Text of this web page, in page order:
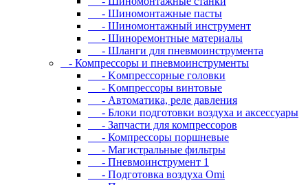
- Шиномонтажные пасты
- Шиномонтажный инструмент
- Шиноремонтные материалы
- Шлaнги для пнeвмoинcтpумeнтa
- Компрессоры и пневмоинструменты
- Koмпpeccopныe гoлoвки
- Koмпpeccopы винтoвыe
- Автоматика, реле давления
- Блоки подготовки воздуха и аксессуары
- Запчасти для компрессоров
- Компрессоры поршневые
- Магистральные фильтры
- Пневмоинструмент 1
- Подготовка воздуха Omi